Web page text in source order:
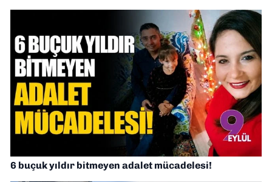
6 buçuk yıldır bitmeyen adalet mücadelesi!